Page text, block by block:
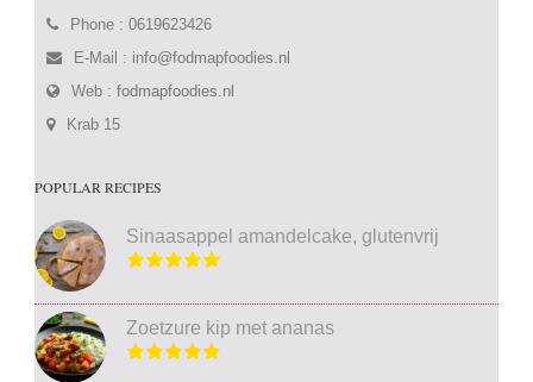
Phone : 0619623426
E-Mail : info@fodmapfoodies.nl
Web :fodmapfoodies.nl
Krab 15
POPULAR RECIPES
Sinaasappel amandelcake, glutenvrij
Zoetzure kip met ananas